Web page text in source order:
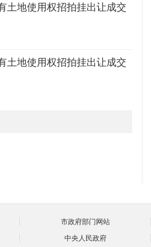
土地使用权招拍挂出让成交
土地使用权招拍挂出让成交
市政府部门网站
中央人民政府